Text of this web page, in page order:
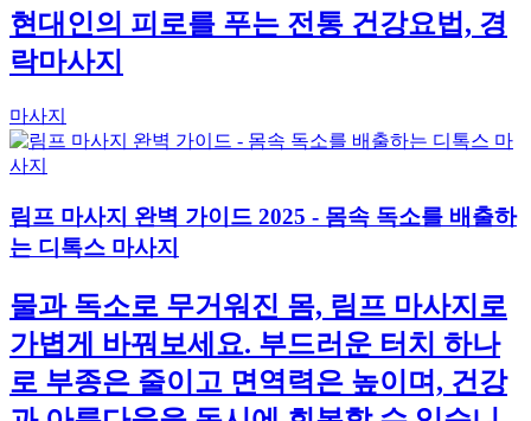
현대인의 피로를 푸는 전통 건강요법, 경
락마사지
마사지
림프 마사지 완벽 가이드 2025 - 몸속 독소를 배출하
는 디톡스 마사지
물과 독소로 무거워진 몸, 림프 마사지로
가볍게 바꿔보세요. 부드러운 터치 하나
로 부종은 줄이고 면역력은 높이며, 건강